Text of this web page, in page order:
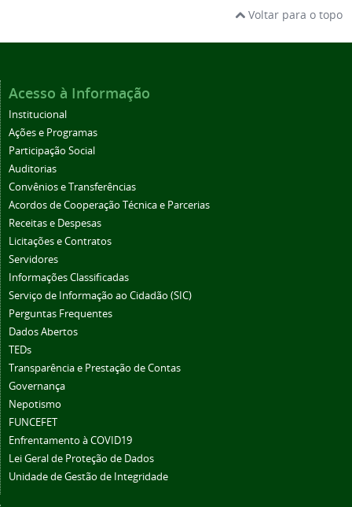
Voltar para o topo
Acesso à Informação
Institucional
Ações e Programas
Participação Social
Auditorias
Convênios e Transferências
Acordos de Cooperação Técnica e Parcerias
Receitas e Despesas
Licitações e Contratos
Servidores
Informações Classificadas
Serviço de Informação ao Cidadão (SIC)
Perguntas Frequentes
Dados Abertos
TEDs
Transparência e Prestação de Contas
Governança
Nepotismo
FUNCEFET
Enfrentamento à COVID19
Lei Geral de Proteção de Dados
Unidade de Gestão de Integridade